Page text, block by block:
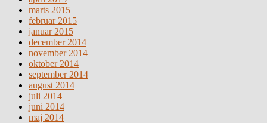
marts 2015
februar 2015
januar 2015
december 2014
november 2014
oktober 2014
september 2014
august 2014
juli 2014
juni 2014
maj 2014